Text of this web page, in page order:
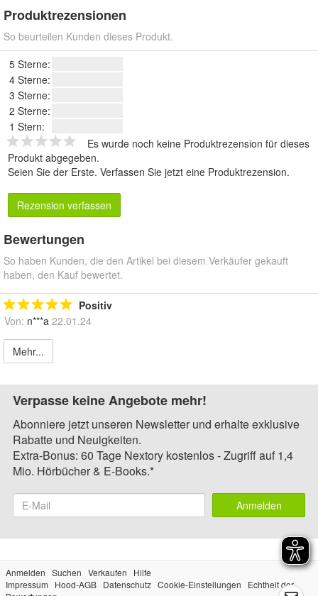
Produktrezensionen
So beurteilen Kunden dieses Produkt.
5 Sterne:
4 Sterne:
3 Sterne:
2 Sterne:
1 Stern:
Es wurde noch keine Produktrezension für dieses
Produkt abgegeben.
Seien Sie der Erste. Verfassen Sie jetzt eine Produktrezension.
Rezension verfassen
Bewertungen
So haben Kunden, die den Artikel bei diesem Verkäufer gekauft
haben, den Kauf bewertet.
Positiv
Von: n***a 22.01.24
Mehr...
Verpasse keine Angebote mehr!
Abonniere jetzt unseren Newsletter und erhalte exklusive
Rabatte und Neuigkeiten.
Extra-Bonus: 60 Tage Nextory kostenlos - Zugriff auf 1,4
Mio. Hörbücher & E-Books.*
Anmelden
Anmelden Suchen Verkaufen
Hilfe
Impressum
Hood-AGB Datenschutz Cookie-Einstellungen
Echtheit der